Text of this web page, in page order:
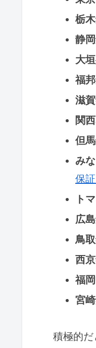
栃
静
大
福
滋
関
但
み
保証
ト
広
鳥
西
福
宮
積極的だ